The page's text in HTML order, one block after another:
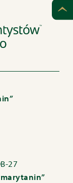
27